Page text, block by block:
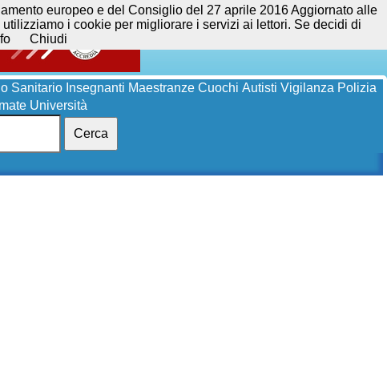
Sanitario Insegnanti Maestranze Cuochi Autisti Vigilanza Polizia
Università
Cerca
europeo e del Consiglio del 27 aprile 2016 Aggiornato alle
i cookie per migliorare i servizi ai lettori. Se decidi di
Chiudi